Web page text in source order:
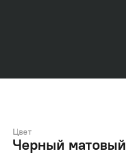
Цвет
Черный матовый